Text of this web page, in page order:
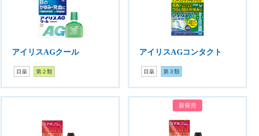
アイリスAGクール
目薬 第２類
アイリスAGコンタクト
目薬 第３類
新発売